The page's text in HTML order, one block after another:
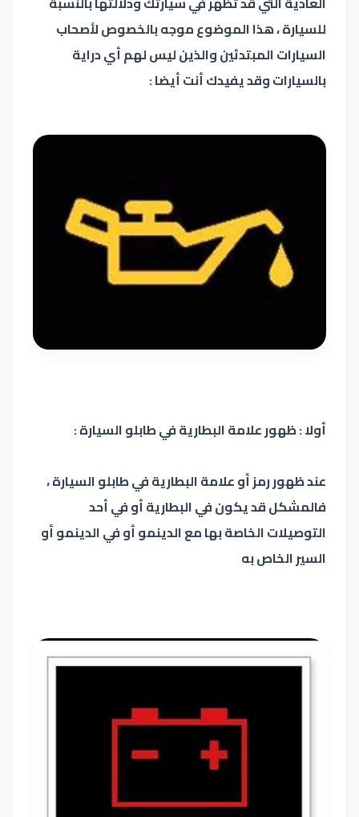
للسيارة ، هذا الموضوع موجه بالخصوص لأصحاب
السيارات المبتدئين والذين ليس لهم أي دراية
بالسيارات وقد يفيدك أنت أيضا :
أولا : ظهور علامة البطارية في طابلو السيارة :
عند ظهور رمز أو علامة البطارية في طابلو السيارة ،
فالمشكل قد يكون في البطارية أو في أحد
التوصيلات الخاصة بها مع الدينمو أو في الدينمو أو
السير الخاص به